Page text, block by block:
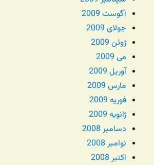
آگوست 2009
جولای 2009
ژوئن 2009
می 2009
آوریل 2009
مارس 2009
فوریه 2009
ژانویه 2009
دسامبر 2008
نوامبر 2008
اکتبر 2008